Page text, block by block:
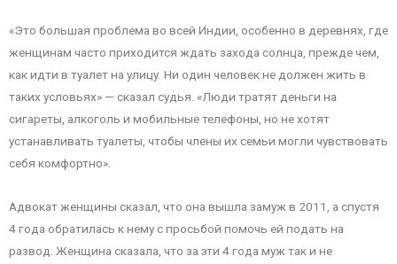
«Это большая проблема во всей Индии, особенно в деревнях, где
женщинам часто приходится ждать захода солнца, прежде чем,
как идти в туалет на улицу. Ни один человек не должен жить в
таких условьях» — сказал судья. «Люди тратят деньги на
сигареты, алкоголь и мобильные телефоны, но не хотят
устанавливать туалеты, чтобы члены их семьи могли чувствовать
себя комфортно».
Адвокат женщины сказал, что она вышла замуж в 2011, а спустя
4 года обратилась к нему с просьбой помочь ей подать на
развод. Женщина сказала, что за эти 4 года муж так и не